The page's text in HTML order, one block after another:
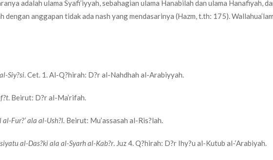
adalah ulama Syafi’iyyah, sebahagian ulama Hanabilah dan ulama Hanafiyah,
anggapan tidak ada nash yang mendasarinya (Hazm, t.th: 175).
Siy?si. Cet. 1. Al-Q?hirah: D?r al-Nahdhah al-Arabiyyah.
. Beirut: D?r al-Ma’rifah.
al-Fur?’ ala al-Ush?l. Beirut: Mu’assasah al-Ris?lah.
al-Das?ki ala al-Syarh al-Kab?r. Juz 4. Q?hirah: D?r Ihy?u al-Kutub al-‘Arabiyah.